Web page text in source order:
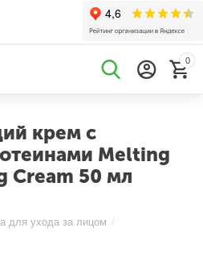
0
крем с
Melting
Cream 50 мл
для ухода за лицом /